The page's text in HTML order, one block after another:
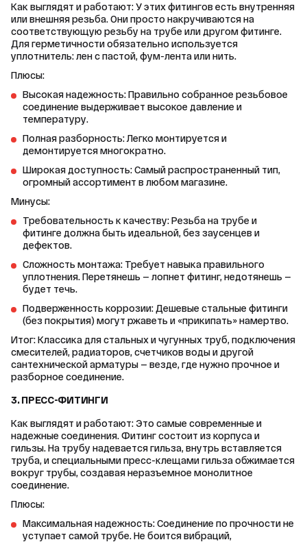
Как выглядят и работают: У этих фитингов есть внутренняя
или внешняя резьба. Они просто накручиваются на
соответствующую резьбу на трубе или другом фитинге.
Для герметичности обязательно используется
уплотнитель: лен с пастой, фум-лента или нить.
Плюсы:
Высокая надежность: Правильно собранное резьбовое
соединение выдерживает высокое давление и
температуру.
Полная разборность: Легко монтируется и
демонтируется многократно.
Широкая доступность: Самый распространенный тип,
огромный ассортимент в любом магазине.
Минусы:
Требовательность к качеству: Резьба на трубе и
фитинге должна быть идеальной, без заусенцев и
дефектов.
Сложность монтажа: Требует навыка правильного
уплотнения. Перетянешь — лопнет фитинг, недотянешь —
будет течь.
Подверженность коррозии: Дешевые стальные фитинги
(без покрытия) могут ржаветь и «прикипать» намертво.
Итог: Классика для стальных и чугунных труб, подключения
смесителей, радиаторов, счетчиков воды и другой
сантехнической арматуры — везде, где нужно прочное и
разборное соединение.
3. ПРЕСС-ФИТИНГИ
Как выглядят и работают: Это самые современные и
надежные соединения. Фитинг состоит из корпуса и
гильзы. На трубу надевается гильза, внутрь вставляется
труба, и специальными пресс-клещами гильза обжимается
вокруг трубы, создавая неразъемное монолитное
соединение.
Плюсы:
Максимальная надежность: Соединение по прочности не
уступает самой трубе. Не боится вибраций,